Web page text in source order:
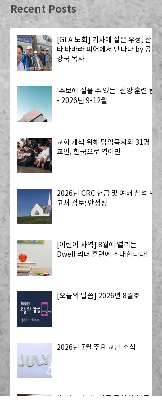
Recent Posts
[GLA 노회] 기차에 실은 우정, 산
타 바바라 피어에서 만나다 by 공
강국 목사
'주보에 실을 수 있는' 신앙 훈련 팁
- 2026년 9-12월
교회 개척 위해 담임목사와 31명
교인, 한국으로 역이민
2026년 CRC 헌금 및 예배 참석 보
고서 검토: 안정성
[어린이 사역] 8월에 열리는
Dwell 리더 훈련에 초대합니다!
[오늘의 말씀] 2026년 8월호
2026년 7월 주요 교단 소식
Ko-Am 노회, 한국 국회 ‘차별금